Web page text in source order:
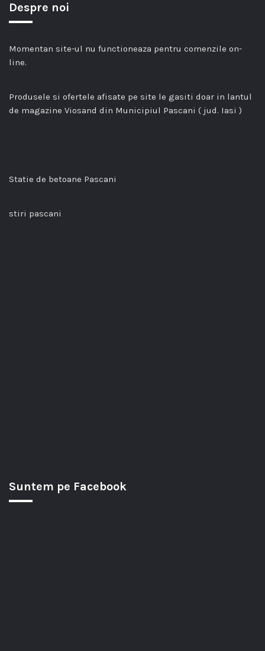
Despre noi
Momentan site-ul nu functioneaza pentru comenzile on-
line.
Produsele si ofertele afisate pe site le gasiti doar in lantul
de magazine Viosand din Municipiul Pascani ( jud. Iasi )
Statie de betoane Pascani
stiri pascani
Suntem pe Facebook